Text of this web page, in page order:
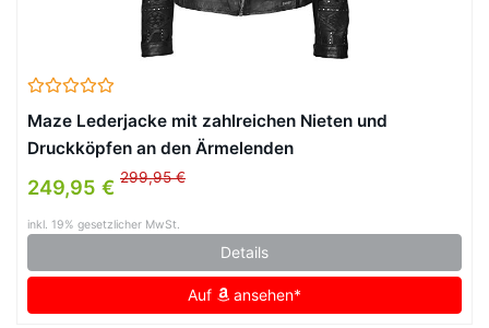
Maze Lederjacke mit zahlreichen Nieten und
Druckköpfen an den Ärmelenden
249,95 € 299,95 €
inkl. 19% gesetzlicher MwSt.
Details
Auf ansehen*